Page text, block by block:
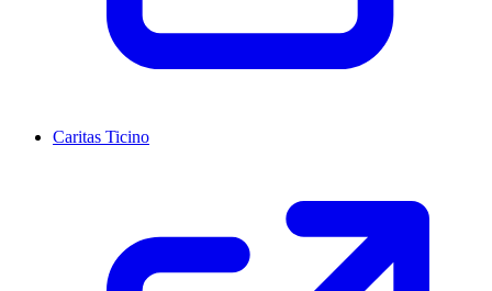
Caritas Ticino